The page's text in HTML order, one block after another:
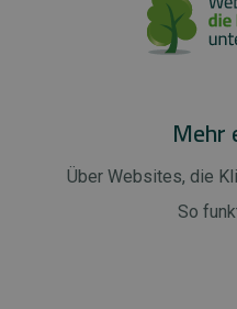
Mehr
Über Websites, die
So